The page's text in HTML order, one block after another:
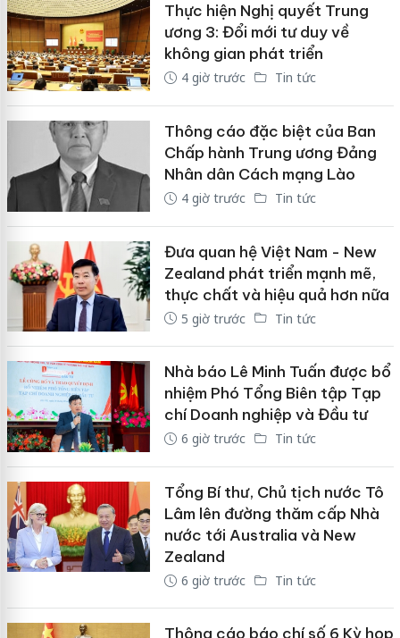
Thực hiện Nghị quyết Trung
ương 3: Đổi mới tư duy về
không gian phát triển
4 giờ trước Tin tức
Thông cáo đặc biệt của Ban
Chấp hành Trung ương Đảng
Nhân dân Cách mạng Lào
4 giờ trước Tin tức
Đưa quan hệ Việt Nam - New
Zealand phát triển mạnh mẽ,
thực chất và hiệu quả hơn nữa
5 giờ trước Tin tức
Nhà báo Lê Minh Tuấn được bổ
nhiệm Phó Tổng Biên tập Tạp
chí Doanh nghiệp và Đầu tư
6 giờ trước Tin tức
Tổng Bí thư, Chủ tịch nước Tô
Lâm lên đường thăm cấp Nhà
nước tới Australia và New
Zealand
6 giờ trước Tin tức
Thông cáo báo chí số 6 Kỳ họp